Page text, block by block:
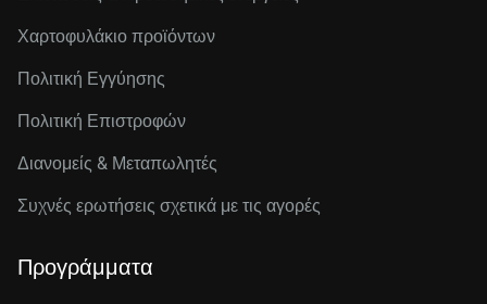
Χαρτοφυλάκιο προϊόντων
Πολιτική Εγγύησης
Πολιτική Επιστροφών
Διανομείς & Μεταπωλητές
Συχνές ερωτήσεις σχετικά με τις αγορές
Προγράμματα